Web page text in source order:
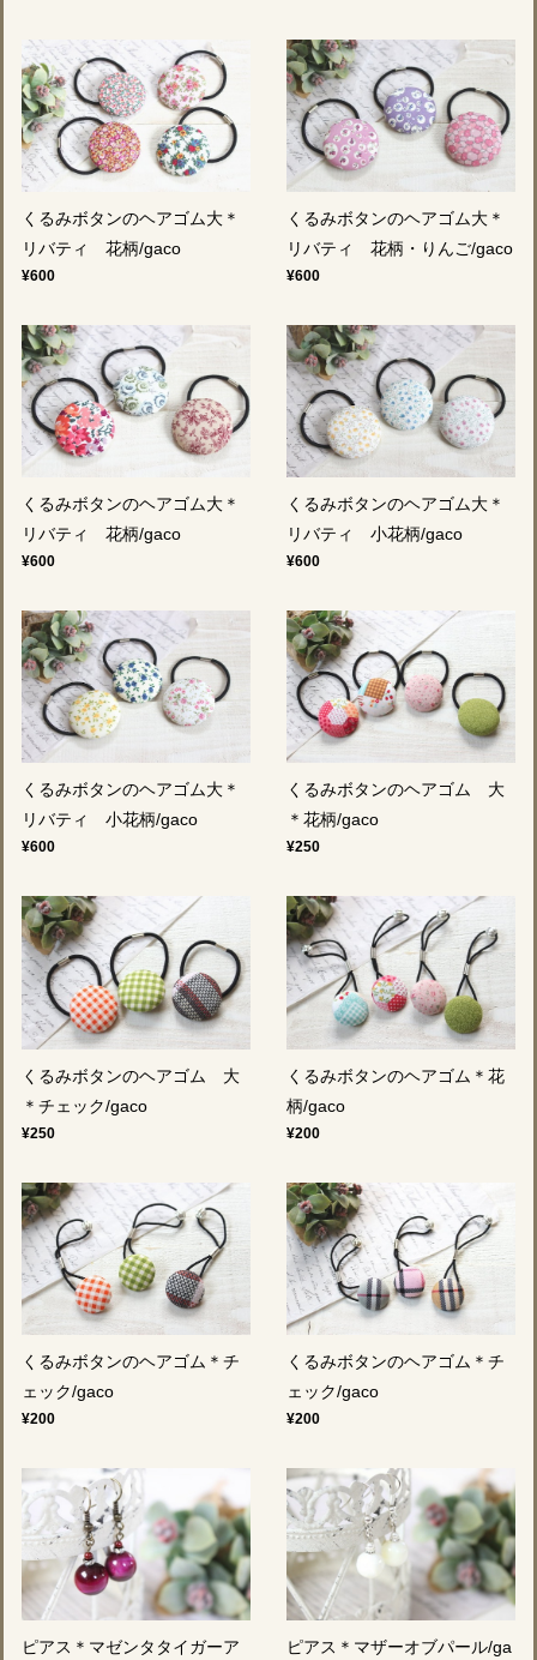
くるみボタンのヘアゴム大＊
リバティ 花柄/gaco
¥600
くるみボタンのヘアゴム大＊
リバティ 花柄・りんご/gaco
¥600
くるみボタンのヘアゴム大＊
リバティ 花柄/gaco
¥600
くるみボタンのヘアゴム大＊
リバティ 小花柄/gaco
¥600
くるみボタンのヘアゴム大＊
リバティ 小花柄/gaco
¥600
くるみボタンのヘアゴム 大
＊花柄/gaco
¥250
くるみボタンのヘアゴム 大
＊チェック/gaco
¥250
くるみボタンのヘアゴム＊花
柄/gaco
¥200
くるみボタンのヘアゴム＊チ
ェック/gaco
¥200
くるみボタンのヘアゴム＊チ
ェック/gaco
¥200
ピアス＊マゼンタタイガーア ピアス＊マザーオブパール/ga